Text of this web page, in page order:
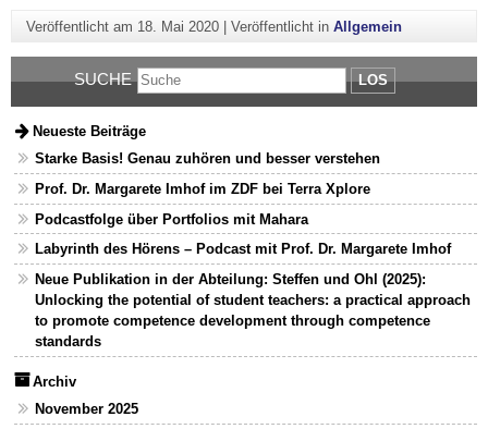
Veröffentlicht am 18. Mai 2020| Veröffentlicht in Allgemein
SUCHE LOS
Neueste Beiträge
Starke Basis! Genau zuhören und besser verstehen
Prof. Dr. Margarete Imhof im ZDF bei Terra Xplore
Podcastfolge über Portfolios mit Mahara
Labyrinth des Hörens – Podcast mit Prof. Dr. Margarete Imhof
Neue Publikation in der Abteilung: Steffen und Ohl (2025):
Unlocking the potential of student teachers: a practical approach
to promote competence development through competence
standards
Archiv
November 2025